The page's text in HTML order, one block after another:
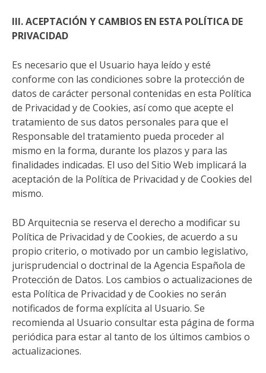
III. ACEPTACIÓN Y CAMBIOS EN ESTA POLÍTICA DE
PRIVACIDAD
Es necesario que el Usuario haya leído y esté
conforme con las condiciones sobre la protección de
datos de carácter personal contenidas en esta Política
de Privacidad y de Cookies, así como que acepte el
tratamiento de sus datos personales para que el
Responsable del tratamiento pueda proceder al
mismo en la forma, durante los plazos y para las
finalidades indicadas. El uso del Sitio Web implicará la
aceptación de la Política de Privacidad y de Cookies del
mismo.
BD Arquitecnia se reserva el derecho a modificar su
Política de Privacidad y de Cookies, de acuerdo a su
propio criterio, o motivado por un cambio legislativo,
jurisprudencial o doctrinal de la Agencia Española de
Protección de Datos. Los cambios o actualizaciones de
esta Política de Privacidad y de Cookies no serán
notificados de forma explícita al Usuario. Se
recomienda al Usuario consultar esta página de forma
periódica para estar al tanto de los últimos cambios o
actualizaciones.